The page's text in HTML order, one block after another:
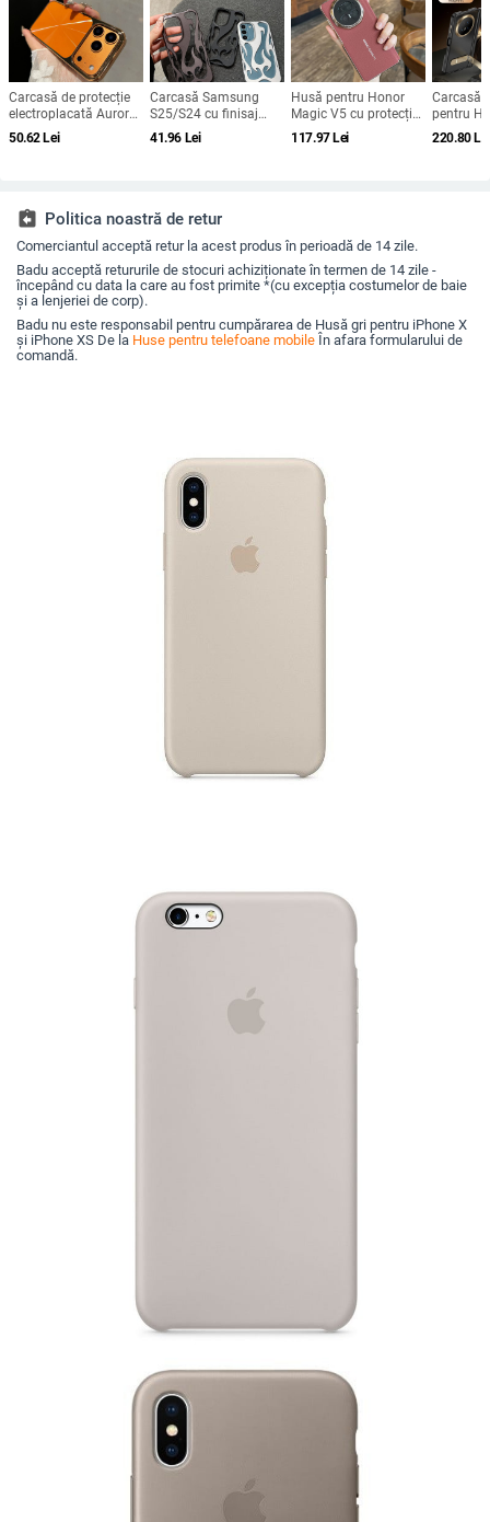
Carcasă de protecție
electroplacată Aurora
pentru iPhone 12–17
Pro și Pro Max,
50.62Lei
Carcasă Samsung
S25/S24 cu finisaj
electroplatat în
flacără, design
41.96 Lei
Husă pentru Honor
Magic V5 cu protecție
magnetică a axului
central, acoperire
117.97Lei
Carcasă
pentru
V5 –
220.80Lei
assignment_return Politica noastră de retur
Comerciantul acceptă retur la acest produs în perioadă de 14 zile.
Badu acceptă retururile de stocuri achiziționate în termen de 14 zile -
începând cu data la care au fost primite *(cu excepția costumelor de baie
și a lenjeriei de corp).
Badu nu este responsabil pentru cumpărarea de Husă gri pentru iPhone X
și iPhone XS De la Huse pentru telefoane mobile În afara formularului de
comandă.